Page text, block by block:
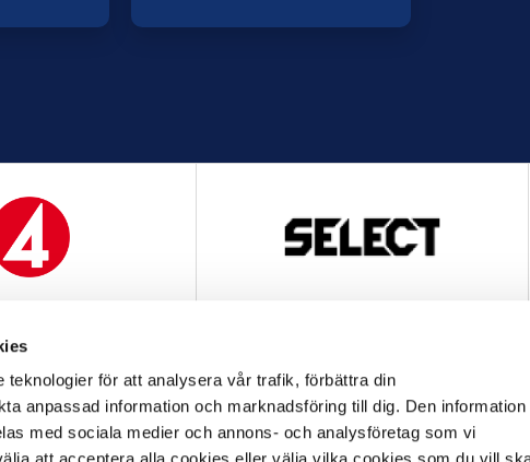
teknologier för att analysera vår trafik, förbättra din
anpassad information och marknadsföring till dig. Den information
med sociala medier och annons- och analysföretag som vi